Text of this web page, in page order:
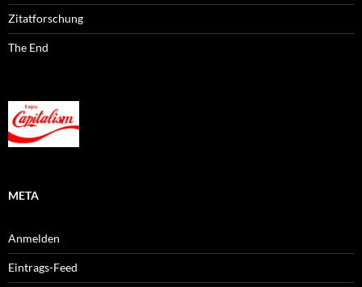
Zitatforschung
The End
META
Anmelden
Eintrags-Feed